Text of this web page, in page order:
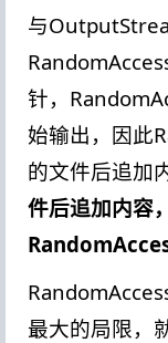
与
针，
始输出，因此
的文件后追加
件后追加内容
最大的局限，